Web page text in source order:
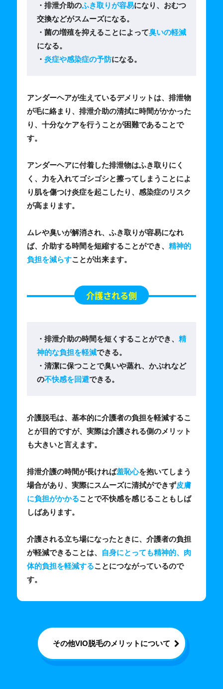
・排泄介助のふき取りが容易になり、おむつ
交換などがスムーズになる。
・菌の増殖を抑えることによって臭いの軽減
になる。
・ 炎症や感染症の予防になる。
アンダーヘアが生えているデメリットは、排泄物
が毛に絡まり、排泄介助の清拭に時間がかかった
り、十分なケアを行うことが困難であることで
す。
アンダーヘアに付着した排泄物はふき取りにく
く、力を入れてゴシゴシと擦ってしまうことによ
り肌を傷つけ炎症を起こしたり、感染症のリスク
が高まります。
ムレや臭いが解消され、ふき取りが容易になれ
ば、介助する時間を短縮することができ、 精神的
負担を減らすことが出来ます。
介護される側
・排泄介助の時間を短くすることができ、 精
神的な負担を軽減できる。
・清潔に保つことで臭いや蒸れ、かぶれなど
の不快感を回避できる。
介護脱毛は、基本的に介護者の負担を軽減するこ
とが目的ですが、実際は介護される側のメリット
も大きいと言えます。
排泄介護の時間が長ければ羞恥心を抱いてしまう
場合があり、実際にスムーズに清拭ができず皮膚
に負担がかかることで不快感を感じることもしば
しばあります。
介護される立ち場になったときに、介護者の負担
が軽減できることは、
自身にとっても精神的、肉
体的負担を軽減することにつながっているので
す。
その他VIO脱毛のメリットについて